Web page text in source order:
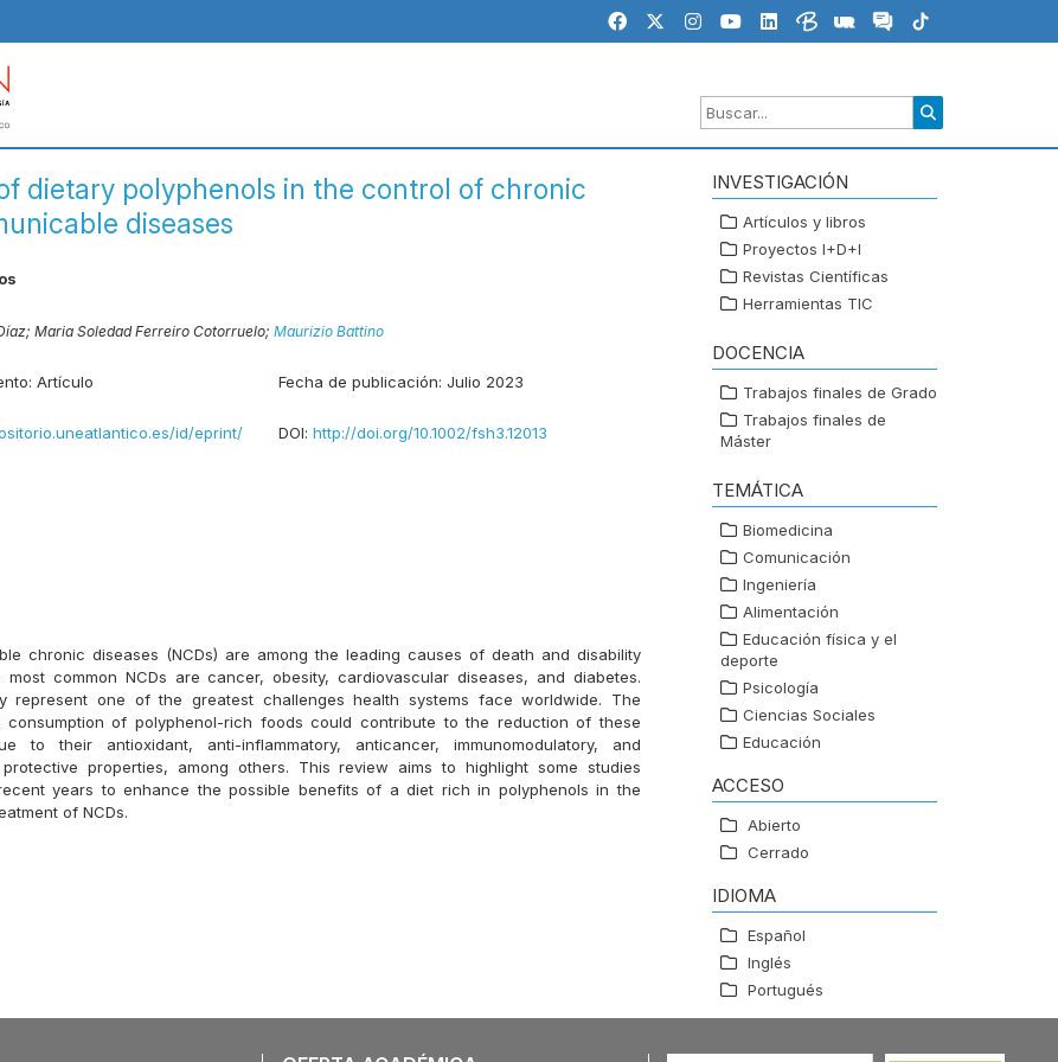
dietary polyphenols in the control of chronic
diseases
Maria Soledad Ferreiro Cotorruelo; Maurizio Battino
Artículo Fecha de publicación: Julio 2023
id/eprint/
DOI: http://doi.org/10.1002/fsh3.12013
chronic diseases (NCDs) are among the leading causes of death and disability
most common NCDs are cancer, obesity, cardiovascular diseases, and diabetes.
represent one of the greatest challenges health systems face worldwide. The
consumption of polyphenol-rich foods could contribute to the reduction of these
to their antioxidant, anti-inflammatory, anticancer, immunomodulatory, and
properties, among others. This review aims to highlight some studies
years to enhance the possible benefits of a diet rich in polyphenols in the
of NCDs.
INVESTIGACIÓN
Artículos y libros
Proyectos I+D+I
Revistas Científicas
Herramientas TIC
DOCENCIA
Trabajos finales de Grado
Trabajos finales de
Máster
TEMÁTICA
Biomedicina
Comunicación
Ingeniería
Alimentación
Educación física y el
deporte
Psicología
Ciencias Sociales
Educación
ACCESO
Abierto
Cerrado
IDIOMA
Español
Inglés
Portugués